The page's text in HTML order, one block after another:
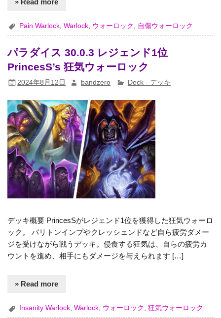
Pain Warlock ,Warlock ウォーロック 自傷ウォーロック
パラダイス 30.0.3 レジェンド1位
PrincesS’s 狂気ウォーロック
2024年8月12日 bandzero Deck - デッキ
デッキ概要 PrincesSがレジェンド1位を獲得した狂気ウォーロ
ック。 バリトンインプやクレッシェンドなど自ら疲労ダメー
ジを受けながら戦うデッキ。侵食する狂気は、自らの疲労カ
ウントを進め、相手にもダメージを与えられます […]
» Read more
Insanity Warlock,Warlock, ウォーロック ,狂気ウォーロック